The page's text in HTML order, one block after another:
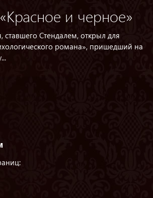
и черное»
Стендалем, открыл для
романа», пришедший на